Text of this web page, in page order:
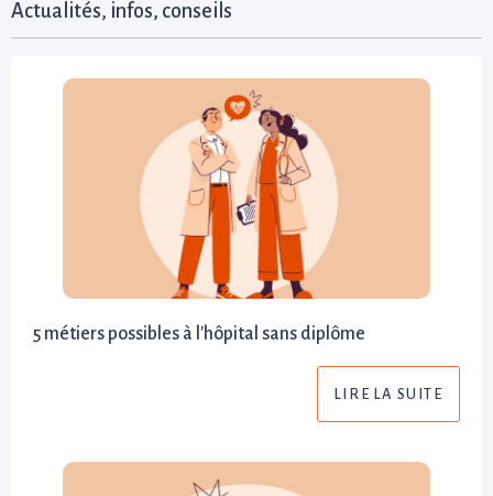
Actualités, infos, conseils
5 métiers possibles à l'hôpital sans diplôme
LIRE LA SUITE